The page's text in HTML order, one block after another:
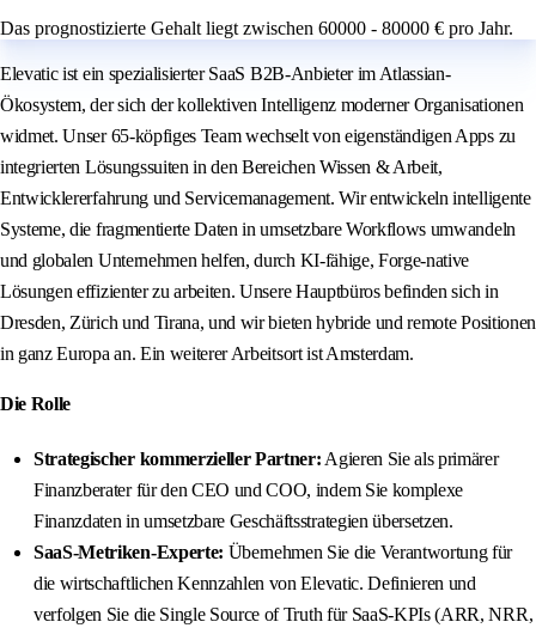
Das prognostizierte Gehalt liegt zwischen 60000 - 80000 € pro Jahr.
Elevatic ist ein spezialisierter SaaS B2B-Anbieter im Atlassian-
Ökosystem, der sich der kollektiven Intelligenz moderner Organisationen
widmet. Unser 65-köpfiges Team wechselt von eigenständigen Apps zu
integrierten Lösungssuiten in den Bereichen Wissen & Arbeit,
Entwicklererfahrung und Servicemanagement. Wir entwickeln intelligente
Systeme, die fragmentierte Daten in umsetzbare Workflows umwandeln
und globalen Unternehmen helfen, durch KI-fähige, Forge-native
Lösungen effizienter zu arbeiten. Unsere Hauptbüros befinden sich in
Dresden, Zürich und Tirana, und wir bieten hybride und remote Positionen
in ganz Europa an. Ein weiterer Arbeitsort ist Amsterdam.
Die Rolle
Strategischer kommerzieller Partner: Agieren Sie als primärer
Finanzberater für den CEO und COO, indem Sie komplexe
Finanzdaten in umsetzbare Geschäftsstrategien übersetzen.
SaaS-Metriken-Experte: Übernehmen Sie die Verantwortung für
die wirtschaftlichen Kennzahlen von Elevatic. Definieren und
verfolgen Sie die Single Source of Truth für SaaS-KPIs (ARR, NRR,